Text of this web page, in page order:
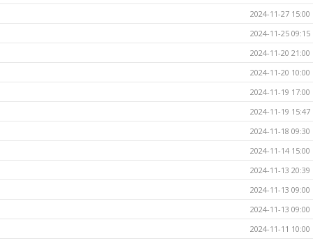
2024-11-27 15:00
2024-11-25 09:15
2024-11-20 21:00
2024-11-20 10:00
2024-11-19 17:00
2024-11-19 15:47
2024-11-18 09:30
2024-11-14 15:00
2024-11-13 20:39
2024-11-13 09:00
2024-11-13 09:00
2024-11-11 10:00